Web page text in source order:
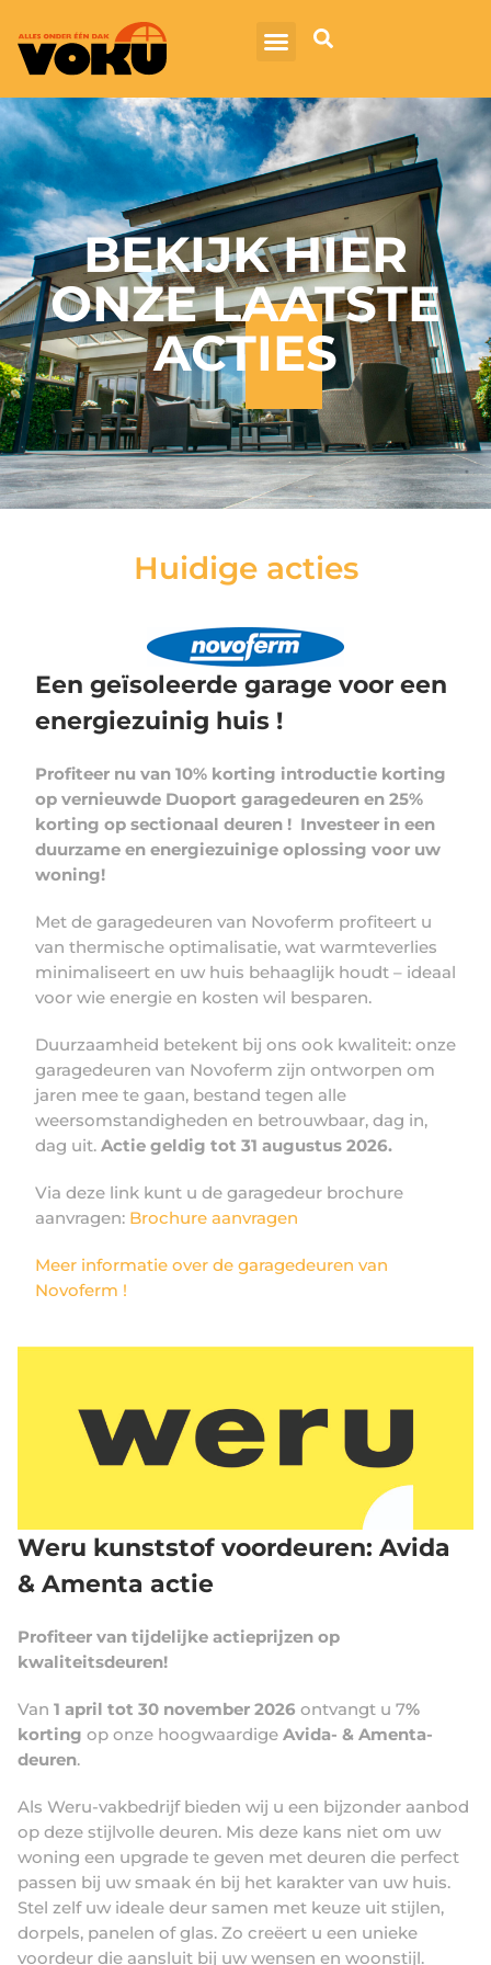
BEKIJK HIER
ONZE LAATSTE
ACTIES
Huidige acties
Een geïsoleerde garage voor een
energiezuinig huis !
Profiteer nu van 10% korting introductie korting
op vernieuwde Duoport garagedeuren en 25%
korting op sectionaal deuren ! Investeer in een
duurzame en energiezuinige oplossing voor uw
woning!
Met de garagedeuren van Novoferm profiteert u
van thermische optimalisatie, wat warmteverlies
minimaliseert en uw huis behaaglijk houdt – ideaal
voor wie energie en kosten wil besparen.
Duurzaamheid betekent bij ons ook kwaliteit: onze
garagedeuren van Novoferm zijn ontworpen om
jaren mee te gaan, bestand tegen alle
weersomstandigheden en betrouwbaar, dag in,
dag uit. Actie geldig tot 31 augustus 2026.
Via deze link kunt u de garagedeur brochure
aanvragen: Brochure aanvragen
Meer informatie over de garagedeuren van
Novoferm !
Weru kunststof voordeuren: Avida
& Amenta actie
Profiteer van tijdelijke actieprijzen op
kwaliteitsdeuren!
Van 1 april tot 30 november 2026 ontvangt u 7%
korting op onze hoogwaardige Avida- & Amenta-
deuren.
Als Weru-vakbedrijf bieden wij u een bijzonder aanbod
op deze stijlvolle deuren. Mis deze kans niet om uw
woning een upgrade te geven met deuren die perfect
passen bij uw smaak én bij het karakter van uw huis.
Stel zelf uw ideale deur samen met keuze uit stijlen,
dorpels, panelen of glas. Zo creëert u een unieke
voordeur die aansluit bij uw wensen en woonstijl.